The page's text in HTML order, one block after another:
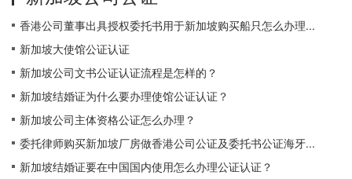
香港公司董事出具授权委托书用于新加坡购买船只怎么办理...
新加坡大使馆公证认证
新加坡公司文书公证认证流程是怎样的？
新加坡结婚证为什么要办理使馆公证认证？
新加坡公司主体资格公证怎么办理？
委托律师购买新加坡厂房做香港公司公证及委托书公证海牙...
新加坡结婚证要在中国国内使用怎么办理公证认证？